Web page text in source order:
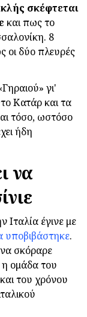
σκέφτεται
και πως το
8
οι δύο πλευρές
γι'
Κατάρ και τα
τόσο, ωστόσο
ήδη
να
Ιταλία έγινε με
υποβιβάστηκε.
σκόραρε
η ομάδα του
του χρόνου